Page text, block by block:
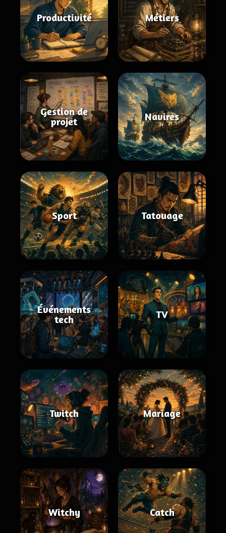
Productivité Métiers
Gestion de
projet
Navires
Sport Tatouage
Événements
tech
TV
Twitch Mariage
Witchy Catch